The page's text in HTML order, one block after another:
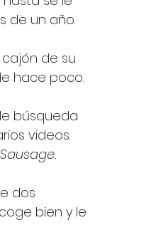
de un año.
de su
hace poco.
búsqueda
videos.
dos
bien y le